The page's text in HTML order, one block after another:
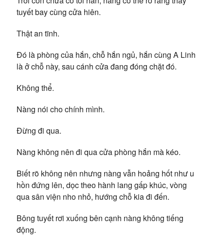
tuyết bay cùng cửa hiên.
Thật an tĩnh.
Đó là phòng của hắn, chỗ hắn ngủ, hắn cùng A Linh
là ở chỗ này, sau cánh cửa đang đóng chặt đó.
Không thể.
Nàng nói cho chính mình.
Đừng đi qua.
Nàng không nên đi qua cửa phòng hắn mà kéo.
Biết rõ không nên nhưng nàng vẫn hoảng hốt như u
hồn đứng lên, dọc theo hành lang gấp khúc, vòng
qua sân viện nho nhỏ, hướng chỗ kia đi đến.
Bông tuyết rơi xuống bên cạnh nàng không tiếng
động.